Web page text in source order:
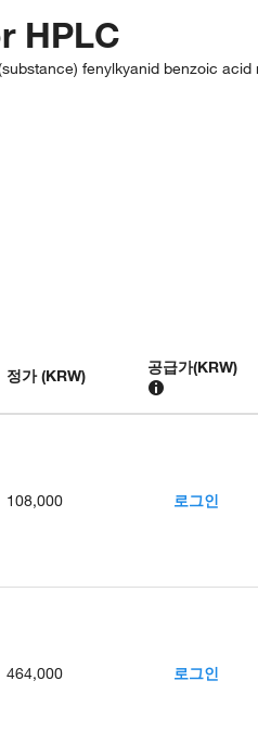
HPLC
fenylkyanid benzoic acid
정가 (KRW) 공급가(KRW)
108,000 로그인
464,000 로그인